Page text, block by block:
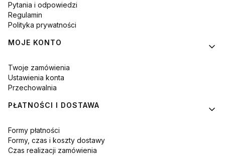
Pytania i odpowiedzi
Regulamin
Polityka prywatności
MOJE KONTO
Twoje zamówienia
Ustawienia konta
Przechowalnia
PŁATNOŚCI I DOSTAWA
Formy płatności
Formy, czas i koszty dostawy
Czas realizacji zamówienia